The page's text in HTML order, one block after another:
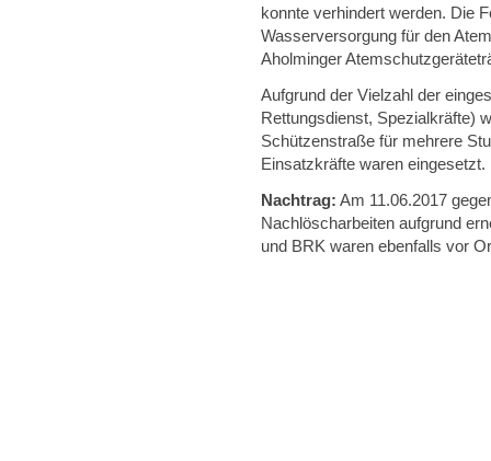
konnte verhindert werden. Die
Wasserversorgung für den
Aholminger
Aufgrund der Vielzahl der
Rettungsdienst, Spezialkräfte)
Schützenstraße für mehrere
Einsatzkräfte waren eingesetzt.
Nachtrag: Am 11.06.2017
Nachlöscharbeiten aufgrund
und BRK waren ebenfalls vor